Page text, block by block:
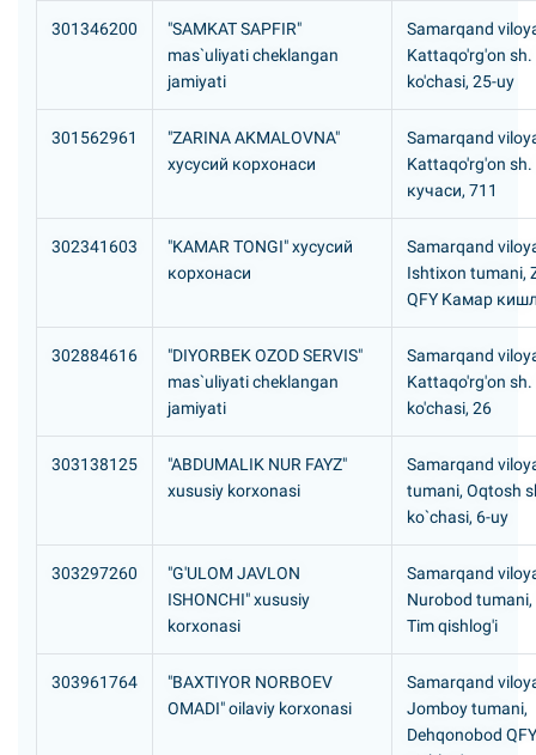
301346200
"SAMKAT SAPFIR"
mas`uliyati cheklangan
jamiyati
Samarqand
Kattaqo'rg'on sh.
ko'chasi, 25-uy
301562961
"ZARINA AKMALOVNA"
хусусий корхонаси
Samarqand
Kattaqo'rg'on
кучаси, 711
302341603
"KAMAR TONGI" хусусий
корхонаси
Samarqand
Ishtixon tumani,
QFY Kамар
302884616
"DIYORBEK OZOD SERVIS"
mas`uliyati cheklangan
jamiyati
Samarqand
Kattaqo'rg'on sh.
ko'chasi, 26
303138125
"ABDUMALIK NUR FAYZ"
xususiy korxonasi
Samarqand
tumani, Oqtosh
ko`chasi, 6-uy
303297260
"G'ULOM JAVLON
ISHONCHI" xususiy
korxonasi
Samarqand
Nurobod tumani,
Tim qishlog'i
303961764
"BAXTIYOR NORBOEV
OMADI" oilaviy korxonasi
Samarqand
Jomboy tumani,
Dehqonobod